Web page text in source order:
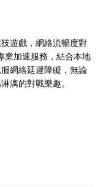
遊戲，網絡流暢度對
業加速服務，結合本地
網絡延遲障礙，無論
漓的對戰樂趣。